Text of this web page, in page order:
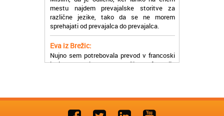
različne jezike, tako da se ne morem
sprehajati od prevajalca do prevajalca.
Eva iz Brežic:
Nujno sem potrebovala prevod v francoski
jezik, na spletu sem našla Oxford, jih
poklicala in v roku nekaj ur sem po
Zoran iz Velenja:
Uslužni, hitri in ljubeznivi, za njih imam